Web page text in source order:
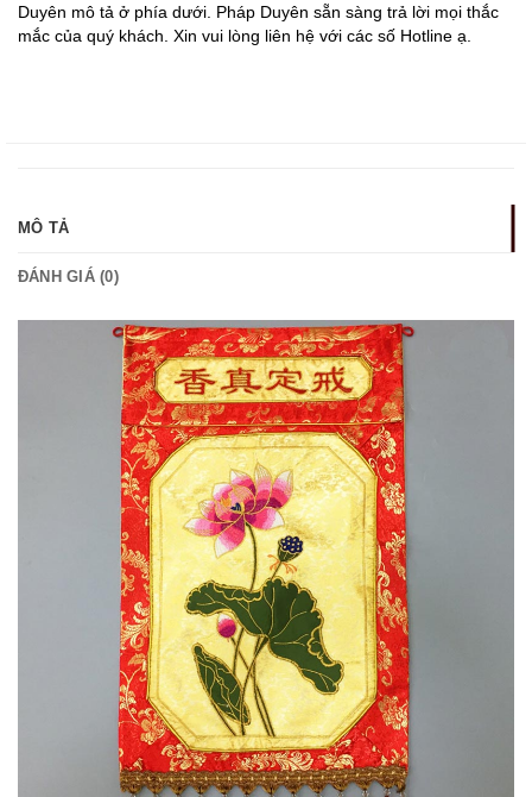
Duyên mô tả ở phía dưới. Pháp Duyên sẵn sàng trả lời mọi thắc
mắc của quý khách. Xin vui lòng liên hệ với các số Hotline ạ.
MÔ TẢ
ĐÁNH GIÁ (0)